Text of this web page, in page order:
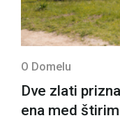
O Domelu
Dve zlati
ena med